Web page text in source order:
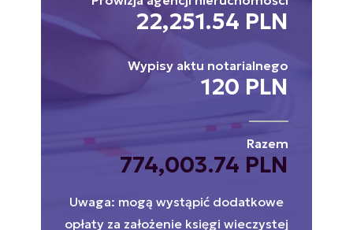
22,251.54 PLN
Wypisy aktu notarialnego
120 PLN
Razem
774,003.74 PLN
Uwaga: mogą wystąpić dodatkowe
opłaty za założenie księgi wieczystej